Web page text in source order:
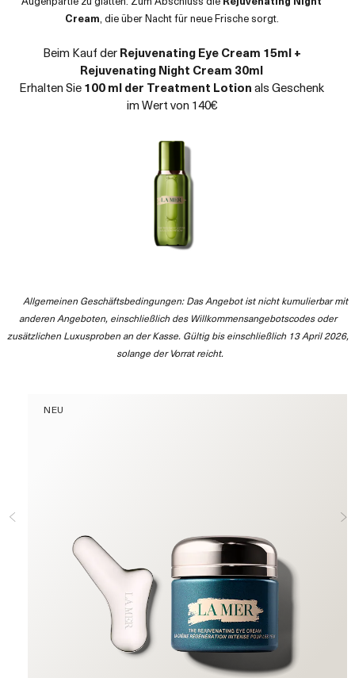
Cream, die über Nacht für neue Frische sorgt.​
Beim Kauf derRejuvenating Eye Cream 15ml +
Rejuvenating Night Cream 30ml
Erhalten Sie100 ml der Treatment Lotionals Geschenk
im Wert von 140€​
Allgemeinen Geschäftsbedingungen: Das Angebot ist nicht kumulierbar mit
anderen Angeboten, einschließlich des Willkommensangebotscodes oder
zusätzlichen Luxusproben an der Kasse. Gültig bis einschließlich 13 April 2026,
solange der Vorrat reicht.
NEU